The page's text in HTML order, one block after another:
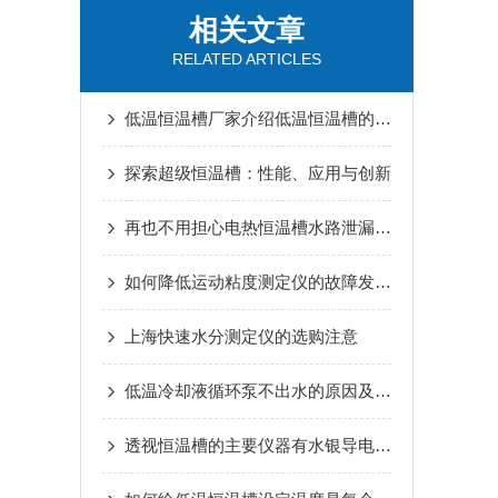
相关文章
RELATED ARTICLES
低温恒温槽厂家介绍低温恒温槽的内部运行原理
探索超级恒温槽：性能、应用与创新
再也不用担心电热恒温槽水路泄漏问题了
如何降低运动粘度测定仪的故障发生几率
上海快速水分测定仪的选购注意
低温冷却液循环泵不出水的原因及解决方法
透视恒温槽的主要仪器有水银导电表和继电器